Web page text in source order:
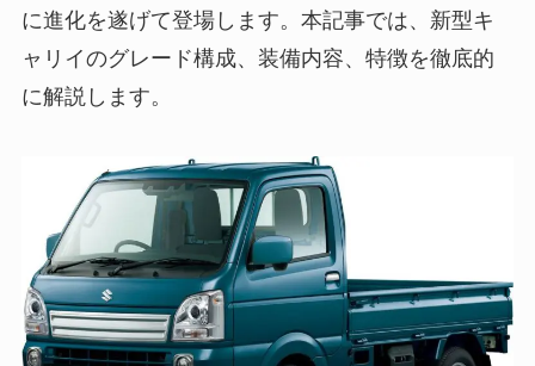
に進化を遂げて登場します。本記事では、新型キ
ャリイのグレード構成、装備内容、特徴を徹底的
に解説します。